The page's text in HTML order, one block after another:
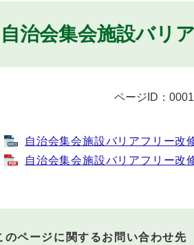
自治会集会施設バリ
ページID：
自治会集会施設バリアフリー改
自治会集会施設バリアフリー改
のページに関するお問い合わせ先